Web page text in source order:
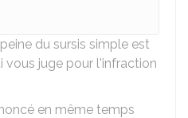
du sursis simple est
vous juge pour l'infraction
en même temps